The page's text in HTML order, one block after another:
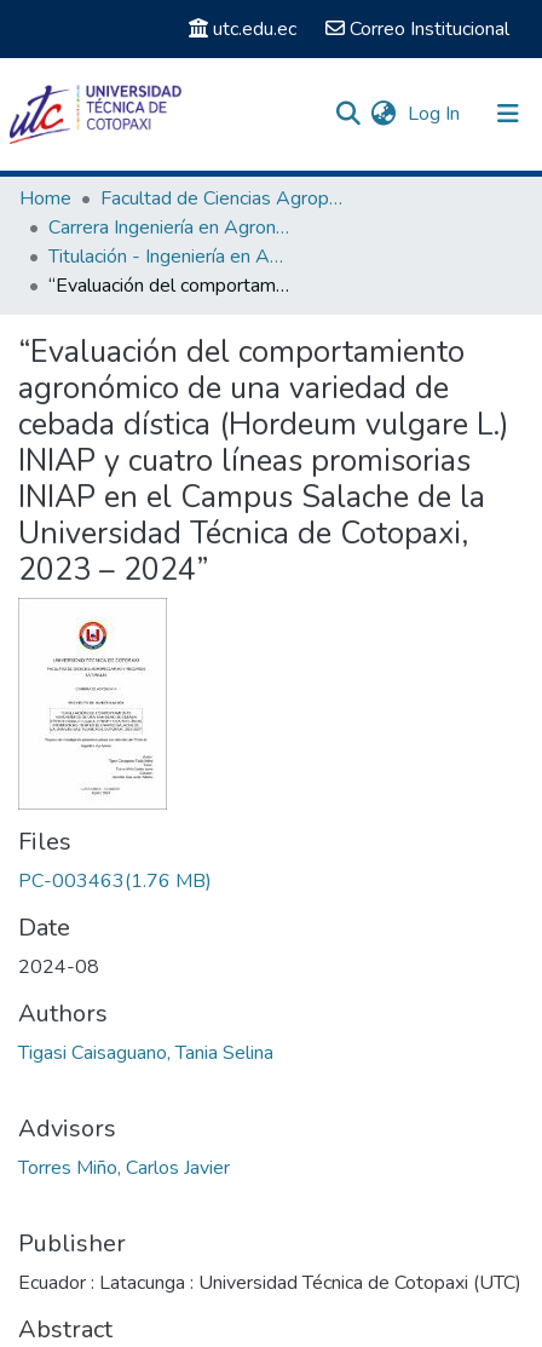
utc.edu.ec Correo Institucional
Log In (current)
Communities & Collections
Search
Statistics
Home
Facultad de Ciencias Agropecuarias y Recursos Naturales
Carrera Ingeniería en Agronomía
Titulación - Ingeniería en Agronomía
“Evaluación del comportamiento agronómico de una variedad de cebada dística (Hordeum vulgare L.) INIAP y cuatro líneas promisorias INIAP en el Campus Salache de la Universidad Técnica de Cotopaxi, 2023 – 2024”
“Evaluación del comportamiento
agronómico de una variedad de
cebada dística (Hordeum vulgare L.)
INIAP y cuatro líneas promisorias
INIAP en el Campus Salache de la
Universidad Técnica de Cotopaxi,
2023 – 2024”
Files
PC-003463(1.76 MB)
Date
2024-08
Authors
Tigasi Caisaguano, Tania Selina
Advisors
Torres Miño, Carlos Javier
Publisher
Ecuador : Latacunga : Universidad Técnica de Cotopaxi (UTC)
Abstract